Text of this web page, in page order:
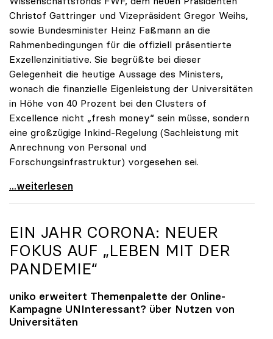
Christof Gattringer und Vizepräsident Gregor Weihs,
sowie Bundesminister Heinz Faßmann an die
Rahmenbedingungen für die offiziell präsentierte
Exzellenzinitiative. Sie begrüßte bei dieser
Gelegenheit die heutige Aussage des Ministers,
wonach die finanzielle Eigenleistung der Universitäten
in Höhe von 40 Prozent bei den Clusters of
Excellence nicht „fresh money“ sein müsse, sondern
eine großzügige Inkind-Regelung (Sachleistung mit
Anrechnung von Personal und
Forschungsinfrastruktur) vorgesehen sei.
Seidler zur Exzellenzinitiative: Erfolg hängt von
...weiterlesen
EIN JAHR CORONA: NEUER
FOKUS AUF „LEBEN MIT DER
PANDEMIE“
uniko erweitert Themenpalette der Online-
Kampagne UNInteressant? über Nutzen von
Universitäten